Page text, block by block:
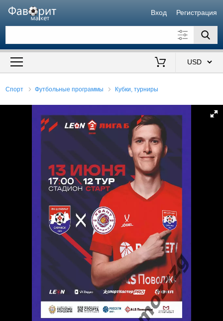
Вход Регистрация
Искать также в описании
Спорт Футбольные программы Кубки, турниры